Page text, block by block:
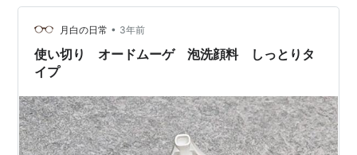
じで使っているのでわりと手放せない感じです。 特に不
満もなく肌が荒れる事もないので安心して使える洗顔料
です（私にとっては）。 成分がシンプルなのも良いのか
もしれませんね。 洗顔料は色々と使って…
月白の日常 • 3年前
使い切り オードムーゲ 泡洗顔料 しっとりタ
イプ